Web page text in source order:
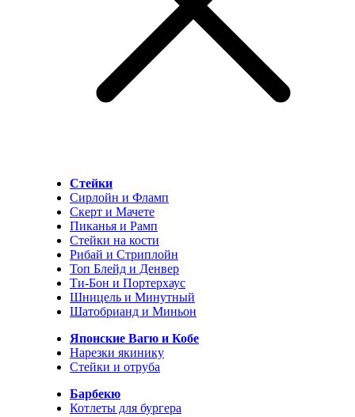
Стейки
Сирлойн и Фламп
Скерт и Мачете
Пиканья и Рамп
Стейки на кости
Рибай и Стриплойн
Топ Блейд и Денвер
Ти-Бон и Портерхаус
Шницель и Минутный
Шатобрианд и Миньон
Японские Вагю и Кобе
Нарезки якинику
Стейки и отруба
Барбекю
Котлеты для бургера